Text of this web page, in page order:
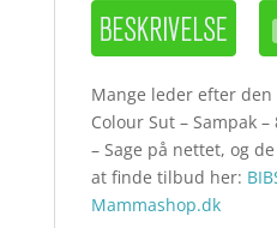
Mange leder efter den
Colour Sut – Sampak –
– Sage på nettet, og
at finde tilbud her:
Mammashop.dk